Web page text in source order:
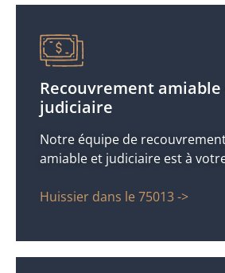
Recouvrement
judiciaire
Notre équipe de
amiable et judiciaire est à
Huissier dans le 75013 ->